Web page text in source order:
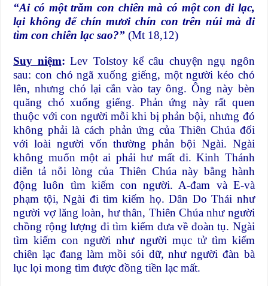
“Ai có một trăm con chiên mà có một con đi lạc,
lại không để chín mươi chín con trên núi mà đi
tìm con chiên lạc sao?”(Mt 18,12)
Suy niệm: Lev Tolstoy kể câu chuyện ngụ ngôn
sau: con chó ngã xuống giếng, một người kéo chó
lên, nhưng chó lại cắn vào tay ông. Ông này bèn
quăng chó xuống giếng. Phản ứng này rất quen
thuộc với con người mỗi khi bị phản bội, nhưng đó
không phải là cách phản ứng của Thiên Chúa đối
với loài người vốn thường phản bội Ngài. Ngài
không muốn một ai phải hư mất đi. Kinh Thánh
diễn tả nỗi lòng của Thiên Chúa này bằng hành
động luôn tìm kiếm con người. A-đam và E-và
phạm tội, Ngài đi tìm kiếm họ. Dân Do Thái như
người vợ lăng loàn, hư thân, Thiên Chúa như người
chồng rộng lượng đi tìm kiếm đưa về đoàn tụ. Ngài
tìm kiếm con người như người mục tử tìm kiếm
chiên lạc đang làm mồi sói dữ, như người đàn bà
lục lọi mong tìm được đồng tiền lạc mất.